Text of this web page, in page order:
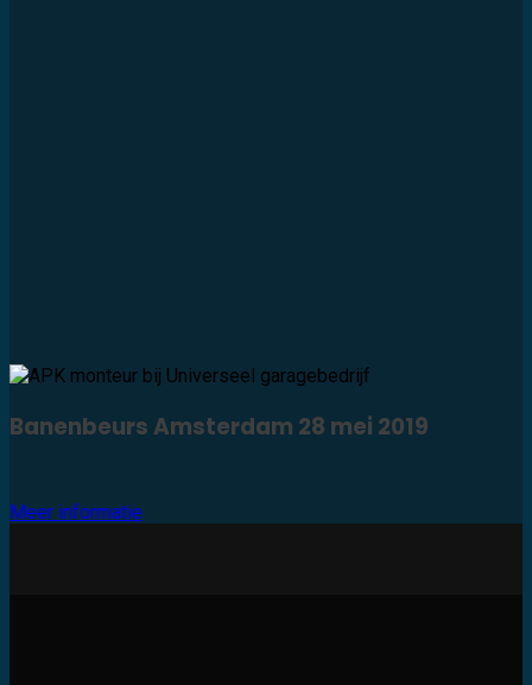
Banenbeurs Amsterdam 28 mei 2019
Meer informatie